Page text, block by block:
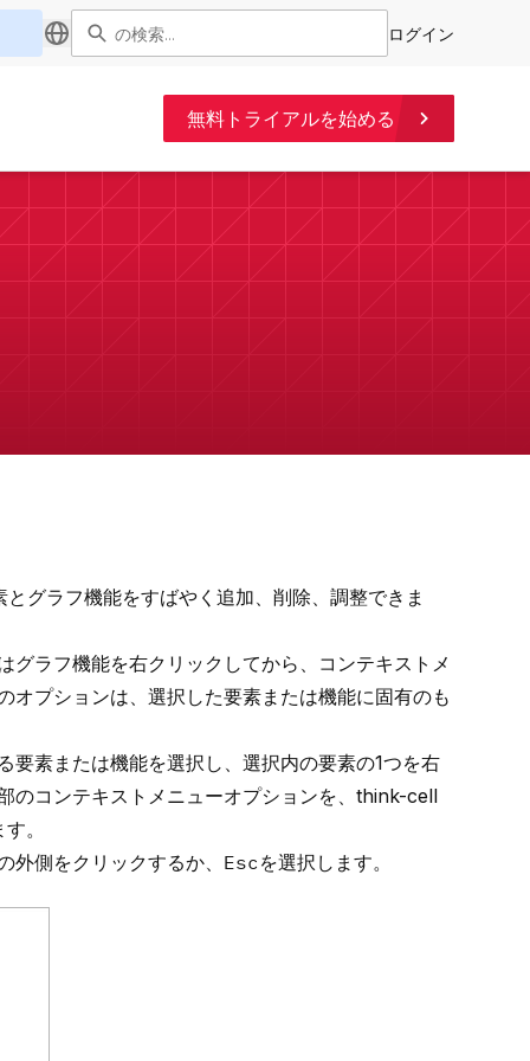
ログイン
無料トライアルを始める
と グラフ機能をすばやく追加、削除、調整できま
グラフ機能を右クリックしてから、コンテキストメ
オプションは、選択した要素または機能に固有のも
要素または機能を選択し、選択内の要素の1つを右
のコンテキストメニューオプションを、think-cell
。
側をクリックするか、 Esc を選択します。